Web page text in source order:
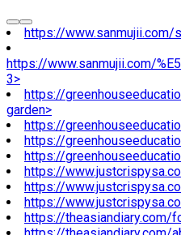
https://www.sanmujii.com/
https://www.sanmujii.com/
3>
https://
garden>
https://
https://
https://
https://
https://
https://
https://theasiandiary.com/